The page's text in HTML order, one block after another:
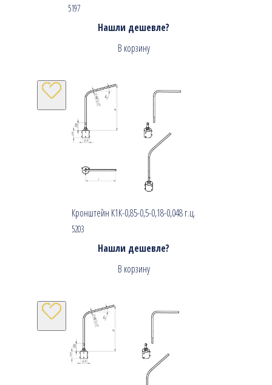
5197
Нашли дешевле?
В корзину
Кронштейн К1К-0,85-0,5-0,18-0,048 г.ц.
5203
Нашли дешевле?
В корзину